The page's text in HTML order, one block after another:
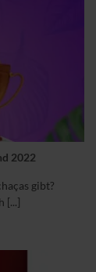
2022
gibt?
[...]